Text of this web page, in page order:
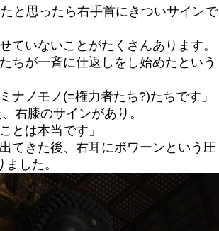
と思ったら右手首にきついサインで
ていないことがたくさんあります。
ちが一斉に仕返しをし始めたという
ナノモノ(=権力者たち?)たちです」
右膝のサインがあり。
とは本当です」
てきた後、右耳にボワーンという圧
した。